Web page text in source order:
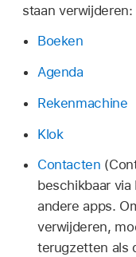
staan verwijderen:
Boeken
Agenda
Rekenmachine
Klok
Contacten
beschikbaar
andere apps.
verwijderen,
terugzetten als